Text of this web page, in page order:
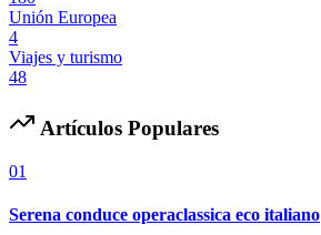
Unión Europea
4
Viajes y turismo
48
Artículos Populares
01
Serena conduce operaclassica eco italiano